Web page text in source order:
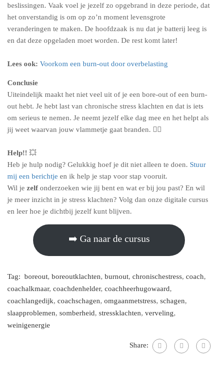
beslissingen. Vaak voel je jezelf zo opgebrand in deze periode, dat
het onverstandig is om op zo’n moment levensgrote
veranderingen te maken. De hoofdzaak is nu dat je batterij leeg is
en dat deze opgeladen moet worden. De rest komt later!
Lees ook: Voorkom een burn-out door overbelasting
Conclusie
Uiteindelijk maakt het niet veel uit of je een bore-out of een burn-
out hebt. Je hebt last van chronische stress klachten en dat is iets
om serieus te nemen. Je neemt jezelf elke dag mee en het helpt als
jij weet waarvan jouw vlammetje gaat branden. ❤️‍🔥
Help!! 💥
Heb je hulp nodig? Gelukkig hoef je dit niet alleen te doen. Stuur
mij een berichtje en ik help je stap voor stap vooruit.
Wil je zelf onderzoeken wie jij bent en wat er bij jou past? En wil
je meer inzicht in je stress klachten? Volg dan onze digitale cursus
en leer hoe je dichtbij jezelf kunt blijven.
➡️ Ga naar de cursus
Tag: boreout, boreoutklachten, burnout, chronischestress, coach,
coachalkmaar, coachdenhelder, coachheerhugowaard,
coachlangedijk, coachschagen, omgaanmetstress, schagen,
slaapproblemen, somberheid, stressklachten, verveling,
weinigenergie
Share: